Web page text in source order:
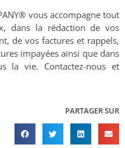
vous accompagne tout
dans la rédaction de vos
de vos factures et rappels,
impayées ainsi que dans
la vie. Contactez-nous et
PARTAGER SUR